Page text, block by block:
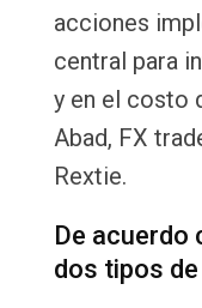
acciones
central para
y en el costo
Abad, FX
Rextie.
De acuerdo
dos tipos